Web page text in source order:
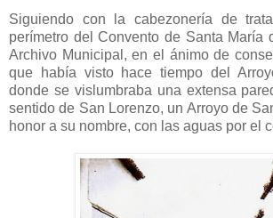
Siguiendo con la cabezonería de
perímetro del Convento de Santa María
Archivo Municipal, en el ánimo de
que había visto hace tiempo del
donde se vislumbraba una extensa
sentido de San Lorenzo, un Arroyo de
honor a su nombre, con las aguas por el